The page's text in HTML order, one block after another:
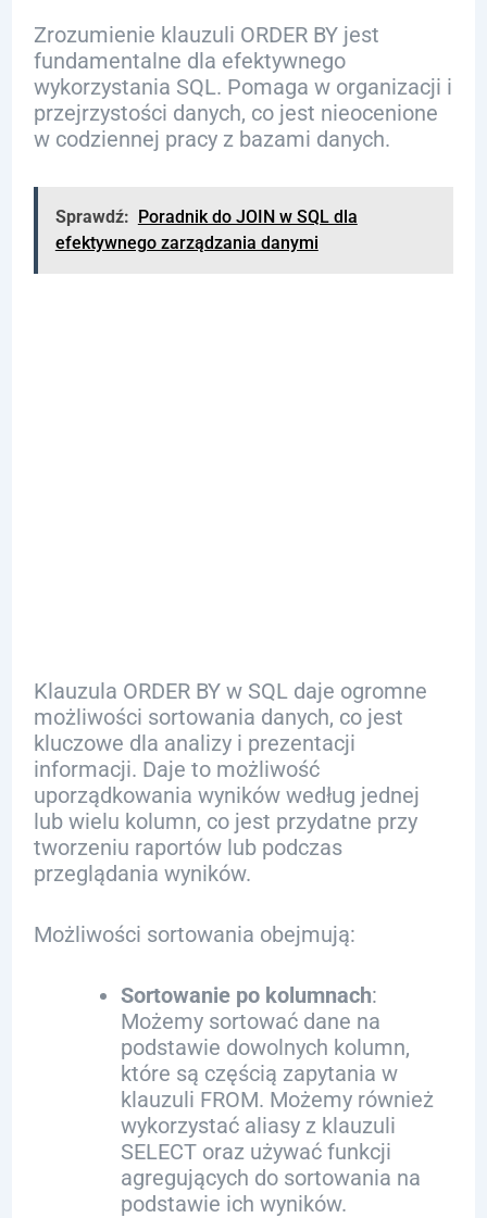
Zrozumienie klauzuli ORDER BY jest
fundamentalne dla efektywnego
wykorzystania SQL. Pomaga w organizacji i
przejrzystości danych, co jest nieocenione
w codziennej pracy z bazami danych.
Sprawdź: Poradnik do JOIN w SQL dla
efektywnego zarządzania danymi
Klauzula ORDER BY w SQL daje ogromne
możliwości sortowania danych, co jest
kluczowe dla analizy i prezentacji
informacji. Daje to możliwość
uporządkowania wyników według jednej
lub wielu kolumn, co jest przydatne przy
tworzeniu raportów lub podczas
przeglądania wyników.
Możliwości sortowania obejmują:
Sortowanie po kolumnach:
Możemy sortować dane na
podstawie dowolnych kolumn,
które są częścią zapytania w
klauzuli FROM. Możemy również
wykorzystać aliasy z klauzuli
SELECT oraz używać funkcji
agregujących do sortowania na
podstawie ich wyników.